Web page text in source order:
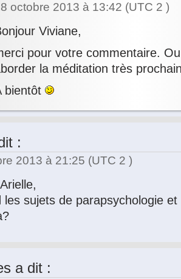
octobre 2013 à 13:42 (UTC 2 )
Viviane,
pour votre commentaire.
la méditation très
bientôt
:
2013 à 21:25 (UTC 2 )
les sujets de parapsychologie
a dit :